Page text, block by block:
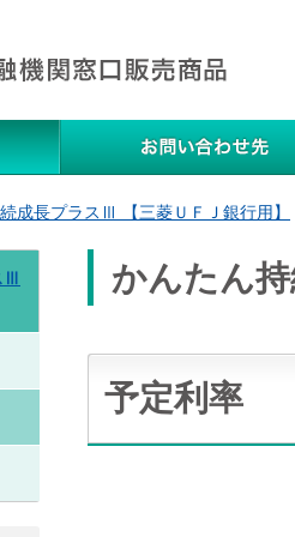
成長プラスⅢ 【三菱ＵＦＪ銀行用】
かんたん
予定利率
Ⅲ